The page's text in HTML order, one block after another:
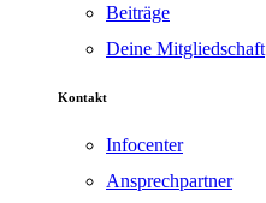
Beiträge
Deine Mitgliedschaft
Kontakt
Infocenter
Ansprechpartner